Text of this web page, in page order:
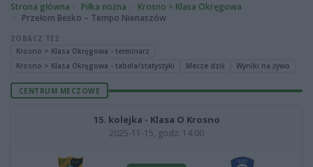
Strona główna Piłka nożna
Krosno > Klasa Okręgowa
Przełom Besko – Tempo Nienaszów
ZOBACZ TEŻ
Krosno > Klasa Okręgowa - terminarz
Krosno > Klasa Okręgowa - tabela/statystyki
Mecze dziś Wyniki na żywo
CENTRUM MECZOWE
15. kolejka - Klasa O Krosno
2025-11-15, godz. 14:00